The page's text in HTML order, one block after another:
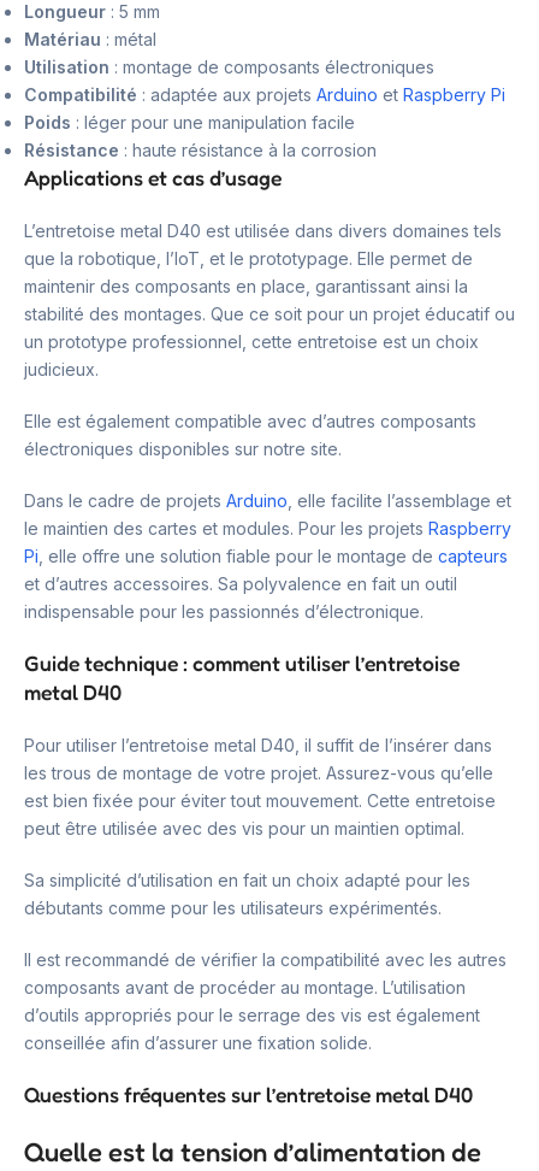
Longueur : 5 mm
Matériau : métal
Utilisation : montage de composants électroniques
Compatibilité : adaptée aux projets Arduino et Raspberry Pi
Poids : léger pour une manipulation facile
Résistance : haute résistance à la corrosion
Applications et cas d’usage
L’entretoise metal D40 est utilisée dans divers domaines tels
que la robotique, l’IoT, et le prototypage. Elle permet de
maintenir des composants en place, garantissant ainsi la
stabilité des montages. Que ce soit pour un projet éducatif ou
un prototype professionnel, cette entretoise est un choix
judicieux.
Elle est également compatible avec d’autres composants
électroniques disponibles sur notre site.
Dans le cadre de projets Arduino , elle facilite l’assemblage et
le maintien des cartes et modules. Pour les projets Raspberry
Pi , elle offre une solution fiable pour le montage de capteurs
et d’autres accessoires. Sa polyvalence en fait un outil
indispensable pour les passionnés d’électronique.
Guide technique : comment utiliser l’entretoise
metal D40
Pour utiliser l’entretoise metal D40, il suffit de l’insérer dans
les trous de montage de votre projet. Assurez-vous qu’elle
est bien fixée pour éviter tout mouvement. Cette entretoise
peut être utilisée avec des vis pour un maintien optimal.
Sa simplicité d’utilisation en fait un choix adapté pour les
débutants comme pour les utilisateurs expérimentés.
Il est recommandé de vérifier la compatibilité avec les autres
composants avant de procéder au montage. L’utilisation
d’outils appropriés pour le serrage des vis est également
conseillée afin d’assurer une fixation solide.
Questions fréquentes sur l’entretoise metal D40
Quelle est la tension d’alimentation de